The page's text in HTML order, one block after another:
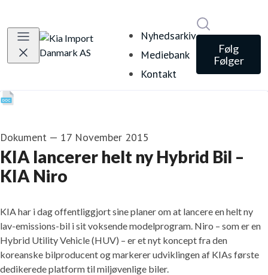
Nyhedsarkiv
Mediebank
Kontakt
Følg
Følger
Dokument — 17 November 2015
KIA lancerer helt ny Hybrid Bil –
KIA Niro
​KIA har i dag offentliggjort sine planer om at lancere en helt ny
lav-emissions-bil i sit voksende modelprogram. Niro – som er en
Hybrid Utility Vehicle (HUV) – er et nyt koncept fra den
koreanske bilproducent og markerer udviklingen af KIAs første
dedikerede platform til miljøvenlige biler.